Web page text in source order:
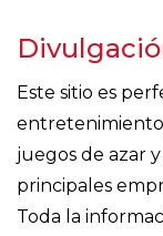
Este sitio es
juegos de azar
principales
Toda la